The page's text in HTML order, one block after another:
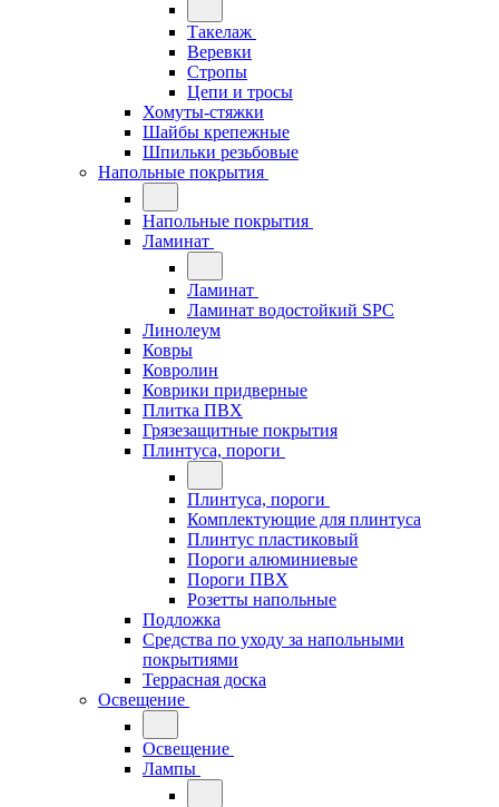
Такелаж
Веревки
Стропы
Цепи и тросы
Хомуты-стяжки
Шайбы крепежные
Шпильки резьбовые
Напольные покрытия
Напольные покрытия
Ламинат
Ламинат
Ламинат водостойкий SPC
Линолеум
Ковры
Ковролин
Коврики придверные
Плитка ПВХ
Грязезащитные покрытия
Плинтуса, пороги
Плинтуса, пороги
Комплектующие для плинтуса
Плинтус пластиковый
Пороги алюминиевые
Пороги ПВХ
Розетты напольные
Подложка
Средства по уходу за напольными
покрытиями
Террасная доска
Освещение
Освещение
Лампы